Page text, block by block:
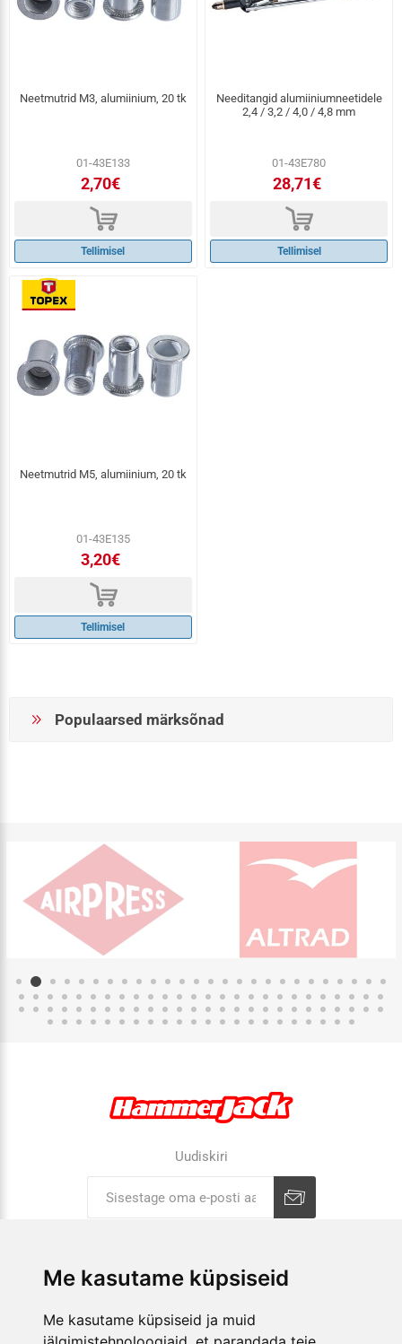
Me kasutame küpsiseid
Me kasutame küpsiseid ja muid
Neetmutrid M3, alumiinium, 20 tk
01-43E133
2,70€
d
Tellimisel
Needitangid alumiiniumneetidele
2,4 / 3,2 / 4,0 / 4,8 mm
01-43E780
28,71€
d
Tellimisel
Neetmutrid M5, alumiinium, 20 tk
01-43E135
3,20€
d
Tellimisel
Populaarsed märksõnad
Uudiskiri
E-POOD